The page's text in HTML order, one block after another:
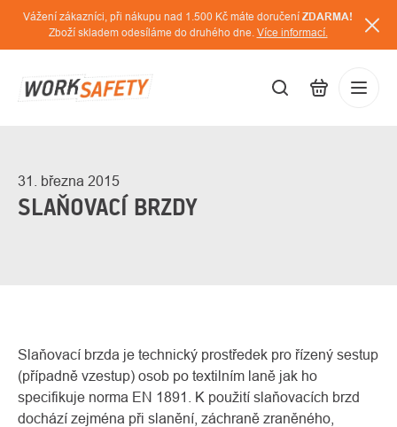
Přejít
obsah
Vážení zákazníci, při nákupu nad 1.500 Kč máte doručení ZDARMA!
Zboží skladem odesíláme do druhého dne. Více informací.
31. března 2015
SLAŇOVACÍ BRZDY
Slaňovací brzda je technický prostředek pro řízený sestup
(případně vzestup) osob po textilním laně jak ho
specifikuje norma EN 1891. K použití slaňovacích brzd
dochází zejména při slanění, záchraně zraněného,